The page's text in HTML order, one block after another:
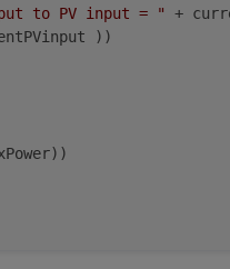
+
gespeichert:" + id)
der IDs. Bitte
to PV input = " +
))